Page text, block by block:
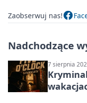
Zaobserwuj nas!
Nadchodzące
7 sierpnia